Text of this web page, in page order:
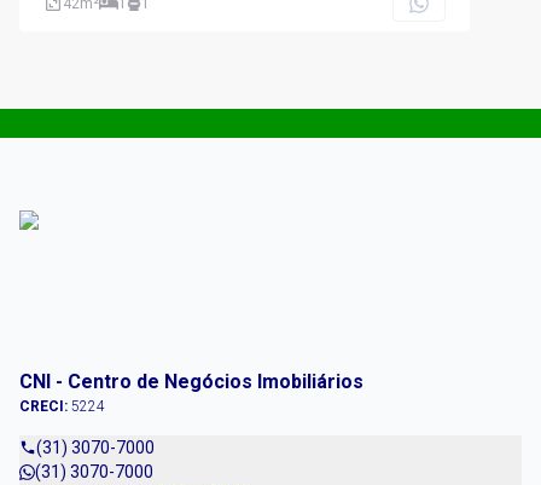
42m² 1 1
CNI - Centro de Negócios Imobiliários
CRECI: 5224
(31) 3070-7000
(31) 3070-7000